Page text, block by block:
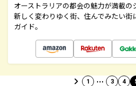
オーストラリアの都会の魅力が満載の
新しく変わりゆく街、住んでみたい街
ガイド。
1 … 3 4